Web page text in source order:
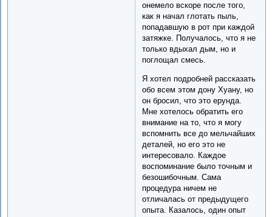
онемело вскоре после того,
как я начал глотать пыль,
попадавшую в рот при каждой
затяжке. Получалось, что я не
только вдыхал дым, но и
поглощал смесь.
Я хотел подробней рассказать
обо всем этом дону Хуану, но
он бросил, что это ерунда.
Мне хотелось обратить его
внимание на то, что я могу
вспомнить все до мельчайших
деталей, но его это не
интересовало. Каждое
воспоминание было точным и
безошибочным. Сама
процедура ничем не
отличалась от предыдущего
опыта. Казалось, один опыт